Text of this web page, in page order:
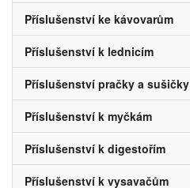
Příslušenství ke kávovarům
Příslušenství k lednicím
Příslušenství pračky a sušičky
Příslušenství k myčkám
Příslušenství k digestořím
Příslušenství k vysavačům